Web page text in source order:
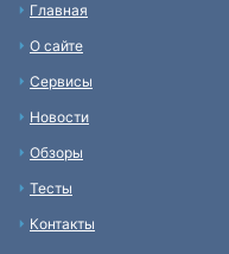
Главная
О сайте
Сервисы
Новости
Обзоры
Тесты
Контакты